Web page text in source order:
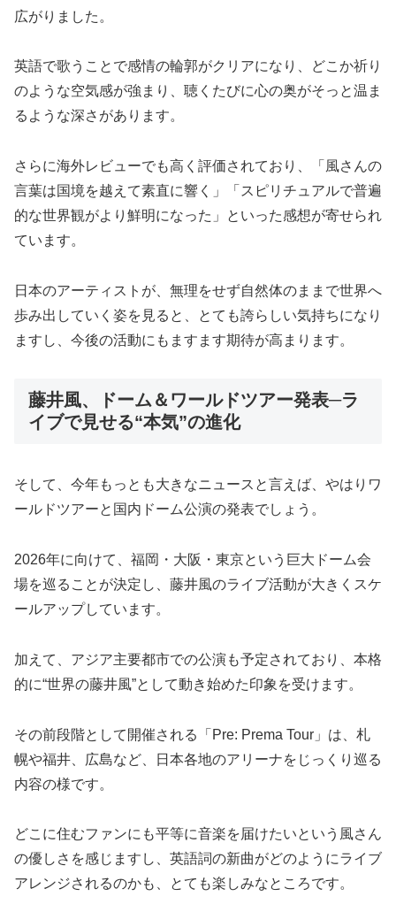
広がりました。
英語で歌うことで感情の輪郭がクリアになり、どこか祈り
のような空気感が強まり、聴くたびに心の奥がそっと温ま
るような深さがあります。
さらに海外レビューでも高く評価されており、「風さんの
言葉は国境を越えて素直に響く」「スピリチュアルで普遍
的な世界観がより鮮明になった」といった感想が寄せられ
ています。
日本のアーティストが、無理をせず自然体のままで世界へ
歩み出していく姿を見ると、とても誇らしい気持ちになり
ますし、今後の活動にもますます期待が高まります。
藤井風、ドーム＆ワールドツアー発表─ラ
イブで見せる“本気”の進化
そして、今年もっとも大きなニュースと言えば、やはりワ
ールドツアーと国内ドーム公演の発表でしょう。
2026年に向けて、福岡・大阪・東京という巨大ドーム会
場を巡ることが決定し、藤井風のライブ活動が大きくスケ
ールアップしています。
加えて、アジア主要都市での公演も予定されており、本格
的に“世界の藤井風”として動き始めた印象を受けます。
その前段階として開催される「Pre: Prema Tour」は、札
幌や福井、広島など、日本各地のアリーナをじっくり巡る
内容の様です。
どこに住むファンにも平等に音楽を届けたいという風さん
の優しさを感じますし、英語詞の新曲がどのようにライブ
アレンジされるのかも、とても楽しみなところです。